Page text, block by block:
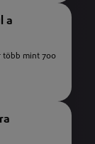
a
több mint 700